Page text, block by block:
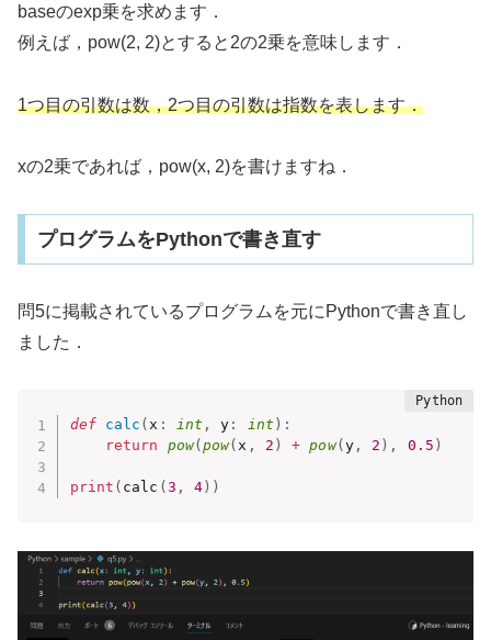
baseのexp乗を求めます．
例えば，pow(2, 2)とすると2の2乗を意味します．
1つ目の引数は数，2つ目の引数は指数を表します．
xの2乗であれば，pow(x, 2)を書けますね．
プログラムをPythonで書き直す
問5に掲載されているプログラムを元にPythonで書き直し
ました．
def calc (x : int , y : int ) :
return
pow(pow(x , 2 ) + pow( y, 2 ) , 0.5 )
print ( calc ( 3 , 4 ) )